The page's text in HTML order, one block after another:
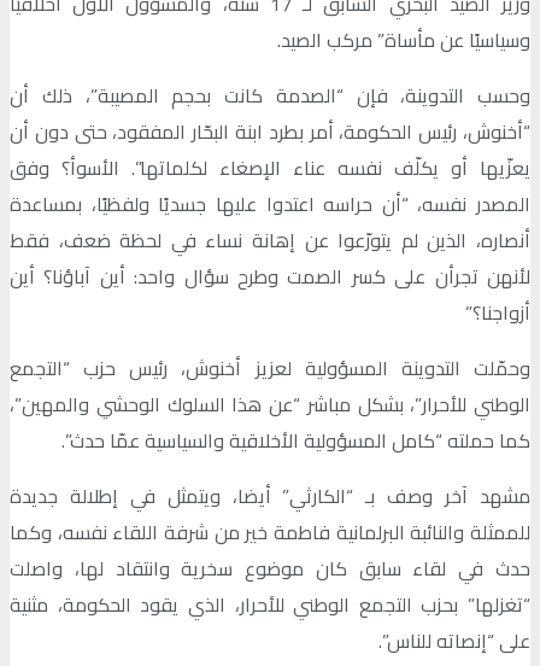
وسياسيًا عن مأساة” مركب الصيد.
وحسب التدوينة، فإن “الصدمة كانت بحجم المصيبة”، ذلك أن
“أخنوش، رئيس الحكومة، أمر بطرد ابنة البحّار المفقود، حتى دون أن
يعزّيها أو يكلّف نفسه عناء الإصغاء لكلماتها”. الأسوأ؟ وفق
المصدر نفسه، “أن حراسه اعتدوا عليها جسديًا ولفظيًا، بمساعدة
أنصاره، الذين لم يتورّعوا عن إهانة نساء في لحظة ضعف، فقط
لأنهن تجرأن على كسر الصمت وطرح سؤال واحد: أين آباؤنا؟ أين
أزواجنا؟”
وحمّلت التدوينة المسؤولية لعزيز أخنوش، رئيس حزب “التجمع
الوطني للأحرار”، بشكل مباشر “عن هذا السلوك الوحشي والمهين”،
كما حملته “كامل المسؤولية الأخلاقية والسياسية عمّا حدث”.
مشهد آخر وصف بـ “الكارثي” أيضا، ويتمثل في إطلالة جديدة
للممثلة والنائبة البرلمانية فاطمة خير من شرفة اللقاء نفسه، وكما
حدث في لقاء سابق كان موضوع سخرية وانتقاد لها، واصلت
“تغزلها” بحزب التجمع الوطني للأحرار، الذي يقود الحكومة، مثنية
على “إنصاته للناس”.